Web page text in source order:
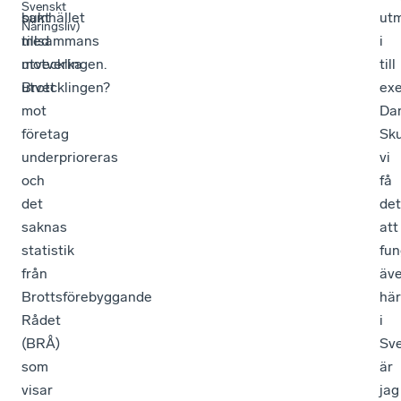
samhället
tillsammans
motverka
utvecklingen?
bukt
med
utvecklingen.
Brott
mot
företag
underprioreras
och
det
saknas
statistik
från
Brottsförebyggande
Rådet
(BRÅ)
som
visar
Svenskt
Näringsliv)
i
till
vi
få
det
att
här
i
är
jag